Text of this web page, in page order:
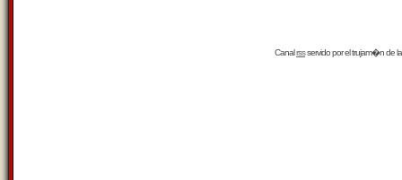
Canalrssservido por eltrujam�nde